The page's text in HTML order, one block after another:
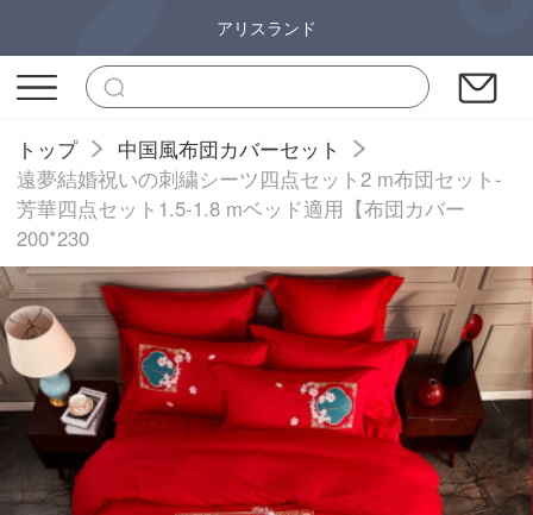
アリスランド
トップ
中国風布団カバーセット
遠夢結婚祝いの刺繍シーツ四点セット2 m布団セット-
芳華四点セット1.5-1.8 mベッド適用【布団カバー
200*230